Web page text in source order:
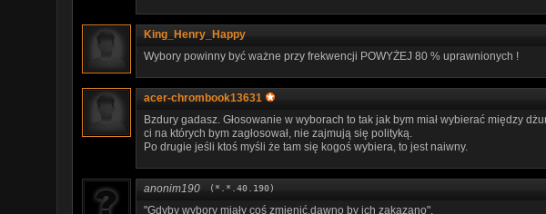
King_Henry_Happy
Wybory powinny być ważne przy frekwencji POWYŻEJ 80 % uprawnionych !
acer-chrombook13631
Bzdury gadasz. Głosowanie w wyborach to tak jak bym miał wybierać między
ci na których bym zagłosował, nie zajmują się polityką.
Po drugie jeśli ktoś myśli że tam się kogoś wybiera, to jest naiwny.
anonim190 (*.*.40.190)
"Gdyby wybory miały coś zmienić,dawno by ich zakazano".